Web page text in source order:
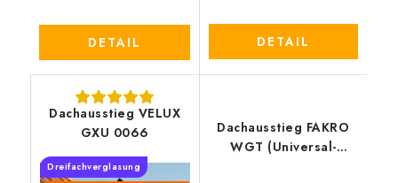
DETAIL DETAIL
Dachausstieg VELUX
GXU 0066
Dreifachverglasung
Dachausstieg FAKRO
WGT (Universal-